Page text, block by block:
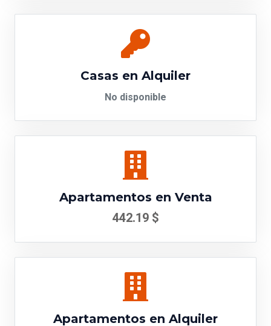
Casas en Alquiler
No disponible
Apartamentos en Venta
442.19 $
Apartamentos en Alquiler